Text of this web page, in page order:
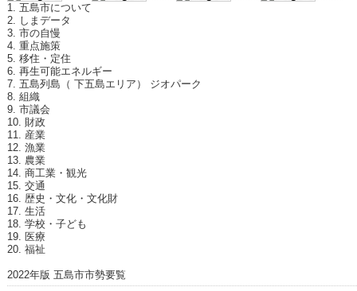
1. 五島市について
2. しまデータ
3. 市の自慢
4. 重点施策
5. 移住・定住
6. 再生可能エネルギー
7. 五島列島（ 下五島エリア） ジオパーク
8. 組織
9. 市議会
10. 財政
11. 産業
12. 漁業
13. 農業
14. 商工業・観光
15. 交通
16. 歴史・文化・文化財
17. 生活
18. 学校・子ども
19. 医療
20. 福祉
2022年版 五島市市勢要覧
コンテンツ
広報誌ナビ
明治日本の産業革命遺産
長崎と天草地方の潜伏キリシタン
関連遺産
大学・専門学校ナビ
ハイスクールナビ
小・中学校ナビ
いきebooks
ながよebooks